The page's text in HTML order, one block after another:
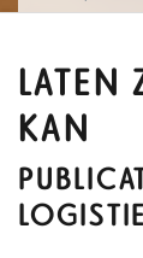
LATEN
KAN